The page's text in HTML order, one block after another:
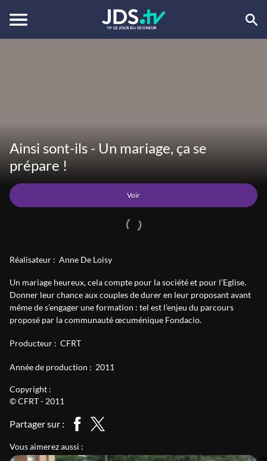
Ainsi sont-ils - Un mariage, ça se
prépare !
Voir
Réalisateur : Anne De Loisy
Un mariage heureux, cela compte pour la société et pour l’Eglise.
Donner leur chance aux couples de durer en leur proposant avant
même de s’engager une formation : tel est l’enjeu du parcours
proposé par la communauté œcuménique Fondacio.
Producteur : CFRT
Année de production : 2011
Copyright :
© CFRT - 2011
Partager sur :
Vous aimerez aussi :